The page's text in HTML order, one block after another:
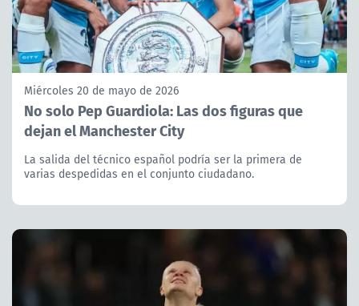
Miércoles 20 de mayo de 2026
No solo Pep Guardiola: Las dos figuras que
dejan el Manchester City
La salida del técnico español podría ser la primera de
varias despedidas en el conjunto ciudadano.